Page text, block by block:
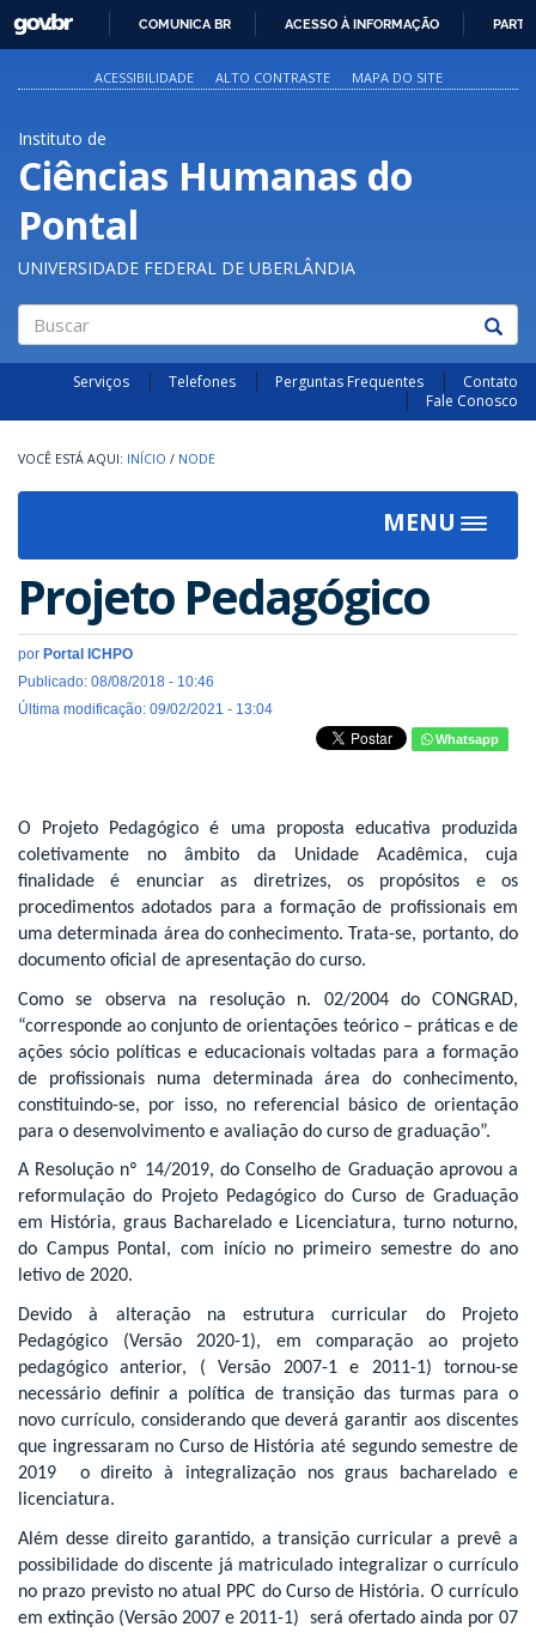
PARA
O
GOVBR
COMUNICA BR ACESSO À INFORMAÇÃO
ACESSIBILIDADE ALTO CONTRASTE MAPA DO SITE
Instituto de
Ciências Humanas do
Pontal
UNIVERSIDADE FEDERAL DE UBERLÂNDIA
Buscar
Serviços Telefones Perguntas Frequentes
Contato
Fale Conosco
INÍCIO / NODE
MENU
Toggle
Projeto Pedagógico
por Portal ICHPO
Publicado: 08/08/2018 - 10:46
Última modificação: 09/02/2021 - 13:04
Whatsapp
O Projeto Pedagógico é uma proposta educativa produzida
coletivamente no âmbito da Unidade Acadêmica, cuja
finalidade é enunciar as diretrizes, os propósitos e os
procedimentos adotados para a formação de profissionais em
uma determinada área do conhecimento. Trata-se, portanto, do
documento oficial de apresentação do curso.
Como se observa na resolução n. 02/2004 do CONGRAD,
“corresponde ao conjunto de orientações teórico – práticas e de
ações sócio políticas e educacionais voltadas para a formação
de profissionais numa determinada área do conhecimento,
constituindo-se, por isso, no referencial básico de orientação
para o desenvolvimento e avaliação do curso de graduação”.
A Resolução nº 14/2019, do Conselho de Graduação aprovou a
reformulação do Projeto Pedagógico do Curso de Graduação
em História, graus Bacharelado e Licenciatura, turno noturno,
do Campus Pontal, com início no primeiro semestre do ano
letivo de 2020.
Devido à alteração na estrutura curricular do Projeto
Pedagógico (Versão 2020-1), em comparação ao projeto
pedagógico anterior, ( Versão 2007-1 e 2011-1) tornou-se
necessário definir a política de transição das turmas para o
novo currículo, considerando que deverá garantir aos discentes
que ingressaram no Curso de História até segundo semestre de
2019 o direito à integralização nos graus bacharelado e
licenciatura.
Além desse direito garantido, a transição curricular a prevê a
possibilidade do discente já matriculado integralizar o currículo
no prazo previsto no atual PPC do Curso de História. O currículo
em extinção (Versão 2007 e 2011-1) será ofertado ainda por 07